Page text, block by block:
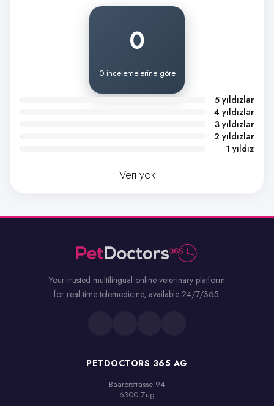
0
0 incelemelerine göre
5 yıldızlar
4 yıldızlar
3 yıldızlar
2 yıldızlar
1 yıldız
Veri yok
Your trusted multilingual online veterinary platform
for real-time telemedicine, available 24/7/365.
PETDOCTORS 365 AG
Baarerstrasse 94
6300 Zug